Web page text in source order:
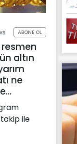
ABONE OL
resmen
altın
ne
takip ile